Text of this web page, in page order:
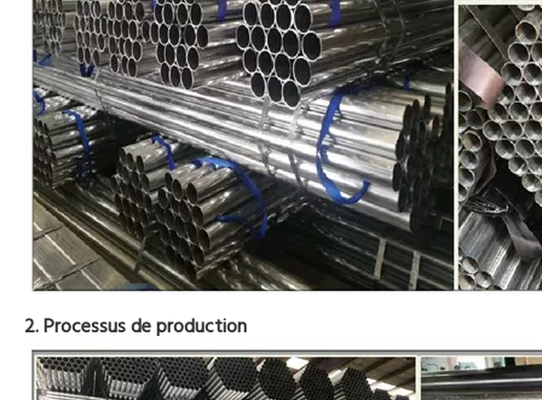
2. Processus de production